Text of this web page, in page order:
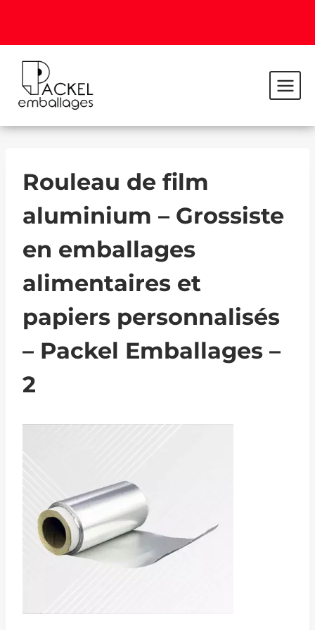
Rouleau de film
aluminium – Grossiste
en emballages
alimentaires et
papiers personnalisés
– Packel Emballages –
2